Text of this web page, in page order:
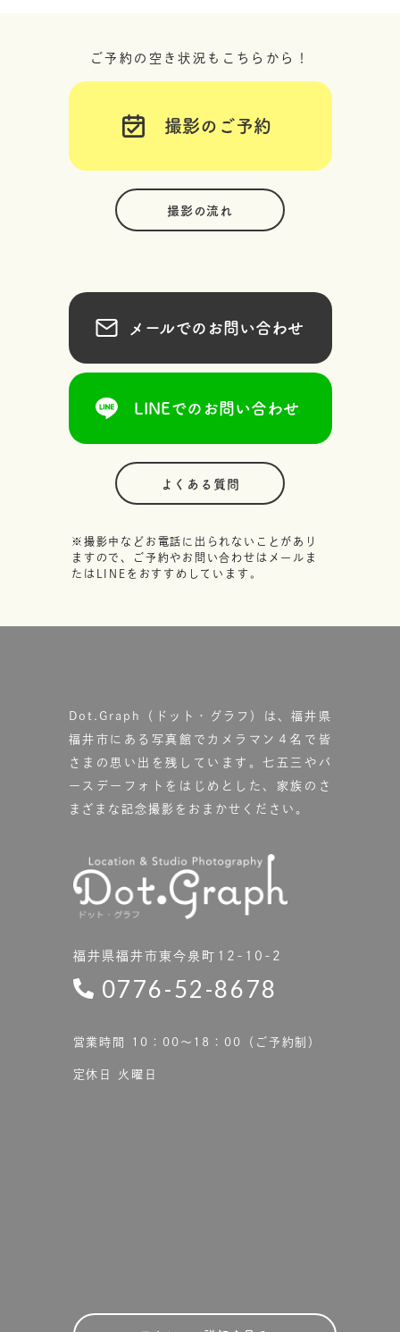
ご予約の空き状況もこちらから！
撮影のご予約
撮影の流れ
メールでのお問い合わせ
LINEでのお問い合わせ
よくある質問
※撮影中などお電話に出られないことがあり
ますので、ご予約やお問い合わせはメールま
たはLINEをおすすめしています。
Dot.Graph（ドット・グラフ）は、福井県
福井市にある写真館で カメラマン４名で皆
さまの思い出を残しています。七五三やバ
ースデーフォトをはじめとした、家族のさ
まざまな記念撮影をおまかせください。
福井県福井市東今泉町12-10-2
0776-52-8678
営業時間 10：00〜18：00（ご予約制）
定休日 火曜日